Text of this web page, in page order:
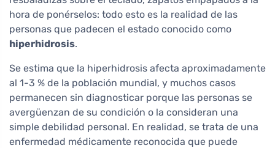
hora de ponérselos: todo esto es la realidad de las
personas que padecen el estado conocido como
hiperhidrosis.
Se estima que la hiperhidrosis afecta aproximadamente
al 1-3 % de la población mundial, y muchos casos
permanecen sin diagnosticar porque las personas se
avergüenzan de su condición o la consideran una
simple debilidad personal. En realidad, se trata de una
enfermedad médicamente reconocida que puede